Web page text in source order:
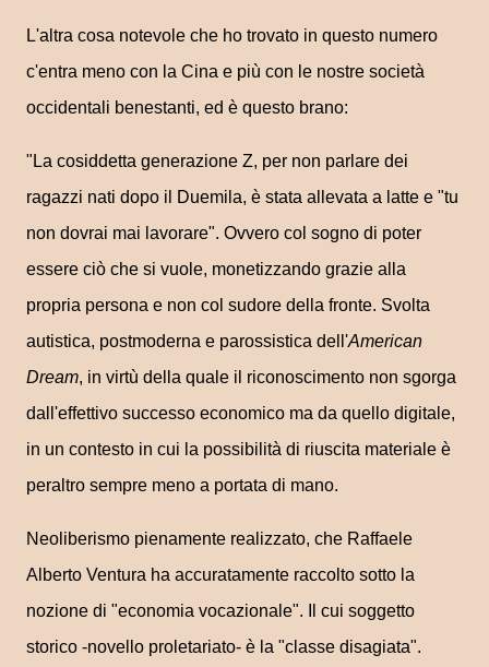
L'altra cosa notevole che ho trovato in questo numero
c'entra meno con la Cina e più con le nostre società
occidentali benestanti, ed è questo brano:
"La cosiddetta generazione Z, per non parlare dei
ragazzi nati dopo il Duemila, è stata allevata a latte e "tu
non dovrai mai lavorare". Ovvero col sogno di poter
essere ciò che si vuole, monetizzando grazie alla
propria persona e non col sudore della fronte. Svolta
autistica, postmoderna e parossistica dell'American
Dream, in virtù della quale il riconoscimento non sgorga
dall'effettivo successo economico ma da quello digitale,
in un contesto in cui la possibilità di riuscita materiale è
peraltro sempre meno a portata di mano.
Neoliberismo pienamente realizzato, che Raffaele
Alberto Ventura ha accuratamente raccolto sotto la
nozione di "economia vocazionale". Il cui soggetto
storico -novello proletariato- è la "classe disagiata".